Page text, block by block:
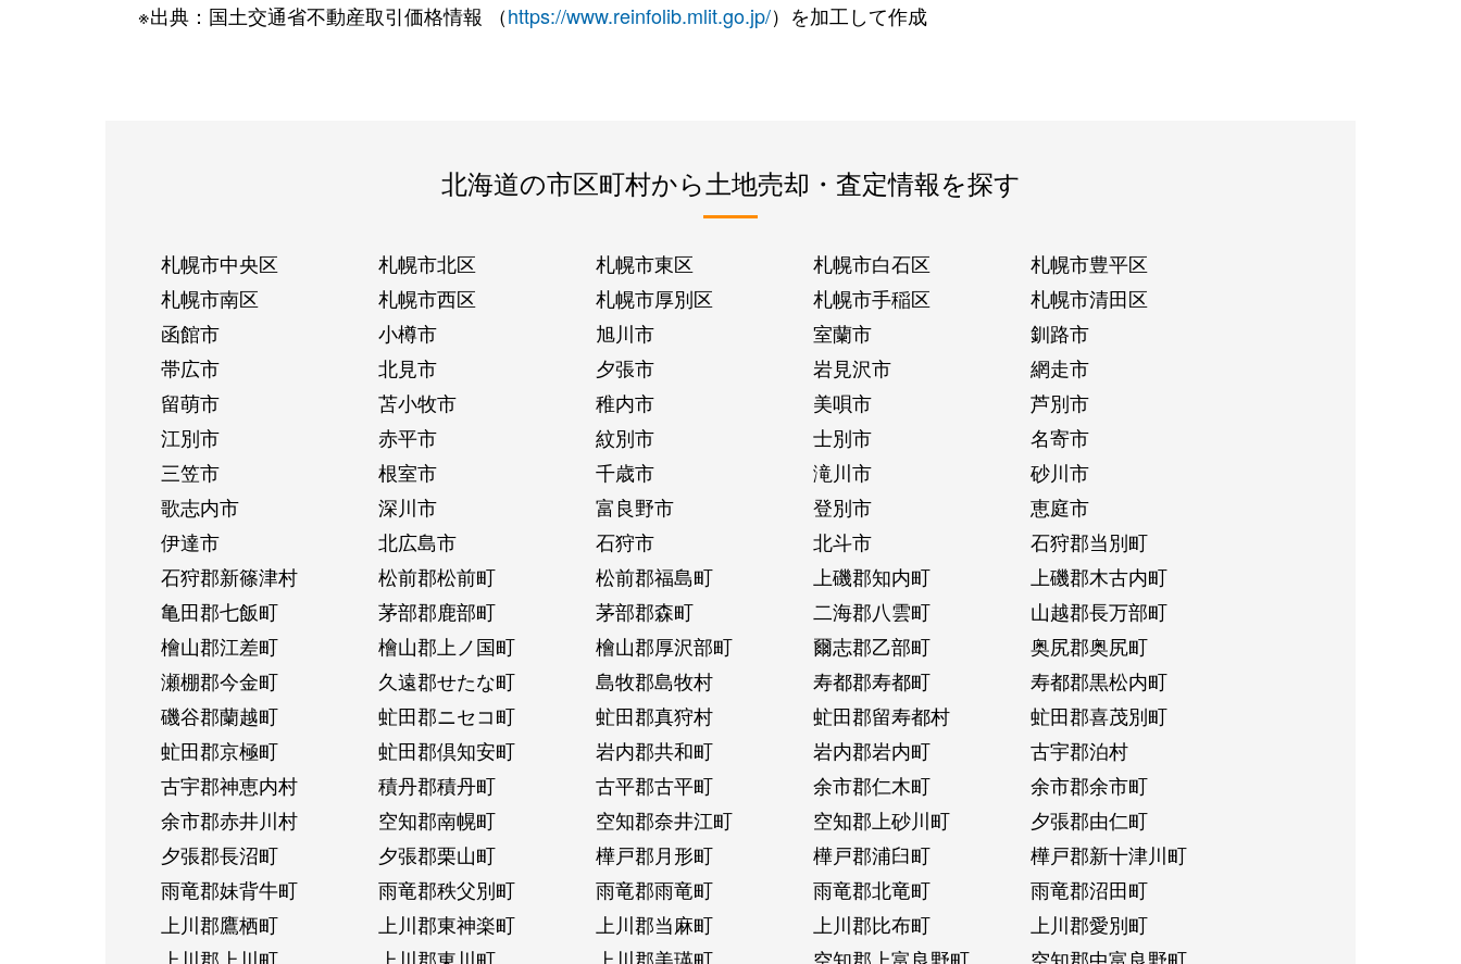
※出典：国土交通省不動産取引価格情報 （https://www.reinfolib.mlit.go.jp/）を加工して作成
北海道の市区町村から土地売却・査定情報を探す
札幌市中央区 札幌市北区 札幌市東区 札幌市白石区
札幌市豊平区
札幌市南区
札幌市西区 札幌市厚別区 札幌市手稲区
札幌市清田区
函館市
小樽市 旭川市 室蘭市
釧路市
帯広市
北見市 夕張市 岩見沢市
網走市
留萌市
苫小牧市 稚内市 美唄市
芦別市
江別市
赤平市 紋別市 士別市
名寄市
三笠市
根室市 千歳市 滝川市
砂川市
歌志内市
深川市 富良野市 登別市
恵庭市
伊達市
北広島市 石狩市 北斗市
石狩郡当別町
石狩郡新篠津村
松前郡松前町 松前郡福島町 上磯郡知内町
上磯郡木古内町
亀田郡七飯町
茅部郡鹿部町 茅部郡森町 二海郡八雲町
山越郡長万部町
檜山郡江差町
檜山郡上ノ国町 檜山郡厚沢部町 爾志郡乙部町
奥尻郡奥尻町
瀬棚郡今金町
久遠郡せたな町 島牧郡島牧村 寿都郡寿都町
寿都郡黒松内町
磯谷郡蘭越町
虻田郡ニセコ町 虻田郡真狩村 虻田郡留寿都村
虻田郡喜茂別町
虻田郡京極町
虻田郡倶知安町 岩内郡共和町 岩内郡岩内町
古宇郡泊村
古宇郡神恵内村
積丹郡積丹町 古平郡古平町 余市郡仁木町
余市郡余市町
余市郡赤井川村
空知郡南幌町 空知郡奈井江町 空知郡上砂川町
夕張郡由仁町
夕張郡長沼町
夕張郡栗山町 樺戸郡月形町 樺戸郡浦臼町
樺戸郡新十津川町
雨竜郡妹背牛町
雨竜郡秩父別町 雨竜郡雨竜町 雨竜郡北竜町
雨竜郡沼田町
上川郡鷹栖町
上川郡東神楽町 上川郡当麻町 上川郡比布町
上川郡愛別町